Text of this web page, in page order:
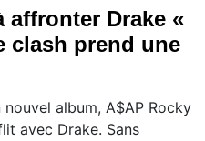
affronter Drake «
clash prend une
album, A$AP Rocky
avec Drake. Sans